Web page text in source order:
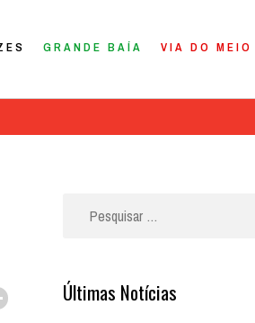
GRANDE BAÍA VIA DO MEIO
Últimas Notícias